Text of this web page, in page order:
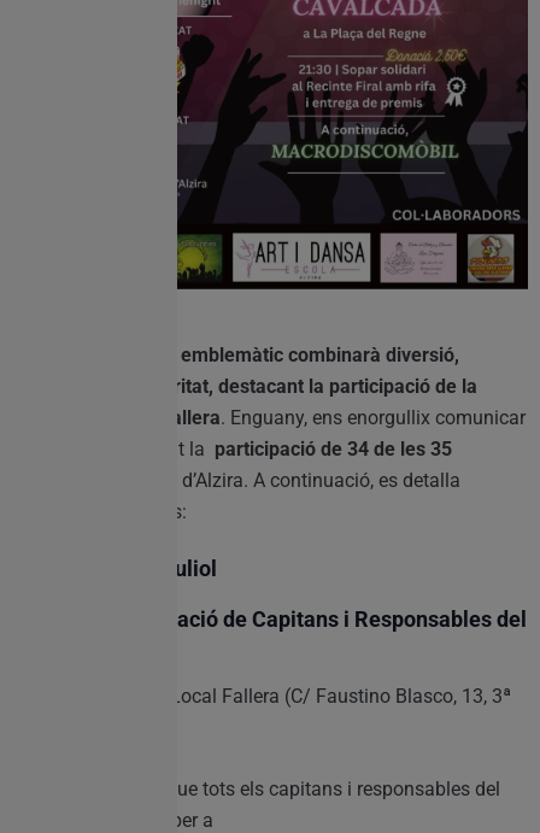
emblemàtic combinarà diversió,
competició i solidaritat, destacant la participació de la
nostra comunitat fallera. Enguany, ens enorgullix comunicar
que hem aconseguit la participació de 34 de les 35
falleres d’Alzira. A continuació, es detalla
l’itinerari d’activitats:
Divendres,12dejuliol
20:00h – Acreditació de Capitans i Responsables del
Lloc:Seu de Junta Local Fallera (C/ Faustino Blasco, 13, 3ª
És imprescindible que tots els capitans i responsables del
Ral·li es presenten per a